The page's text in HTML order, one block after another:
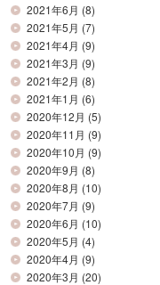
2021年6月 (8)
2021年5月 (7)
2021年4月 (9)
2021年3月 (9)
2021年2月 (8)
2021年1月 (6)
2020年12月 (5)
2020年11月 (9)
2020年10月 (9)
2020年9月 (8)
2020年8月 (10)
2020年7月 (9)
2020年6月 (10)
2020年5月 (4)
2020年4月 (9)
2020年3月 (20)